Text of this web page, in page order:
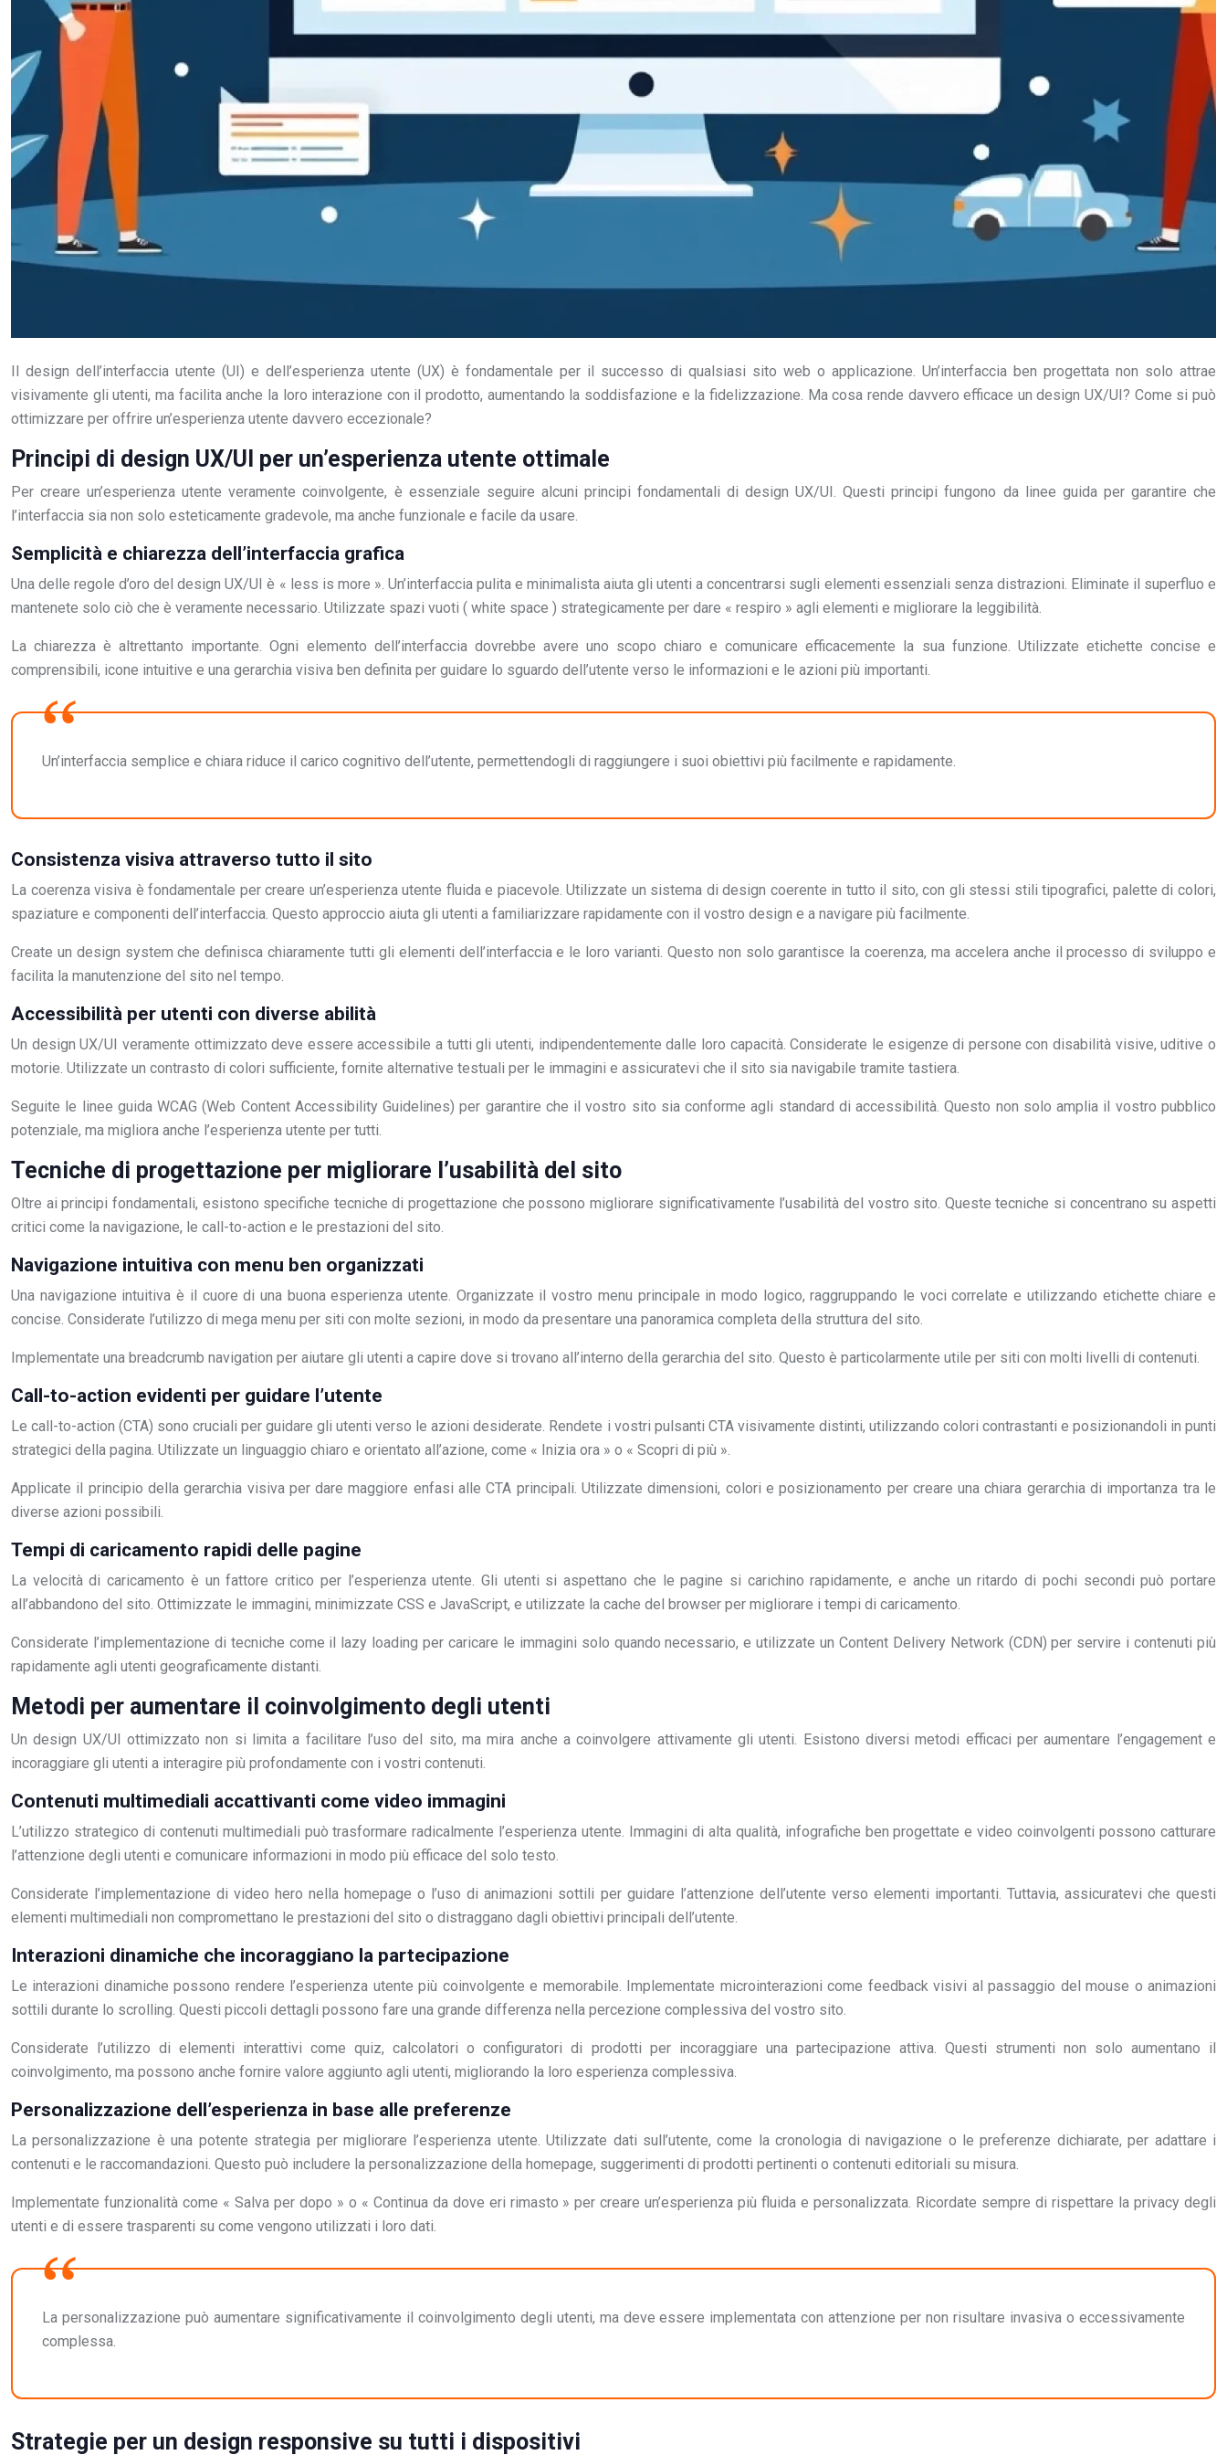
Il design dell’interfaccia utente (UI) e dell’esperienza utente (UX) è fondamentale per il successo di qualsiasi sito web o applicazione. Un’interfaccia ben progettata non solo attrae
visivamente gli utenti, ma facilita anche la loro interazione con il prodotto, aumentando la soddisfazione e la fidelizzazione. Ma cosa rende davvero efficace un design UX/UI? Come si può
ottimizzare per offrire un’esperienza utente davvero eccezionale?
Principi di design UX/UI per un’esperienza utente ottimale
Per creare un’esperienza utente veramente coinvolgente, è essenziale seguire alcuni principi fondamentali di design UX/UI. Questi principi fungono da linee guida per garantire che
l’interfaccia sia non solo esteticamente gradevole, ma anche funzionale e facile da usare.
Semplicità e chiarezza dell’interfaccia grafica
Una delle regole d’oro del design UX/UI è « less is more ». Un’interfaccia pulita e minimalista aiuta gli utenti a concentrarsi sugli elementi essenziali senza distrazioni. Eliminate il superfluo e
mantenete solo ciò che è veramente necessario. Utilizzate spazi vuoti ( white space ) strategicamente per dare « respiro » agli elementi e migliorare la leggibilità.
La chiarezza è altrettanto importante. Ogni elemento dell’interfaccia dovrebbe avere uno scopo chiaro e comunicare efficacemente la sua funzione. Utilizzate etichette concise e
comprensibili, icone intuitive e una gerarchia visiva ben definita per guidare lo sguardo dell’utente verso le informazioni e le azioni più importanti.
Un’interfaccia semplice e chiara riduce il carico cognitivo dell’utente, permettendogli di raggiungere i suoi obiettivi più facilmente e rapidamente.
Consistenza visiva attraverso tutto il sito
La coerenza visiva è fondamentale per creare un’esperienza utente fluida e piacevole. Utilizzate un sistema di design coerente in tutto il sito, con gli stessi stili tipografici, palette di colori,
spaziature e componenti dell’interfaccia. Questo approccio aiuta gli utenti a familiarizzare rapidamente con il vostro design e a navigare più facilmente.
Create un design system che definisca chiaramente tutti gli elementi dell’interfaccia e le loro varianti. Questo non solo garantisce la coerenza, ma accelera anche il processo di sviluppo e
facilita la manutenzione del sito nel tempo.
Accessibilità per utenti con diverse abilità
Un design UX/UI veramente ottimizzato deve essere accessibile a tutti gli utenti, indipendentemente dalle loro capacità. Considerate le esigenze di persone con disabilità visive, uditive o
motorie. Utilizzate un contrasto di colori sufficiente, fornite alternative testuali per le immagini e assicuratevi che il sito sia navigabile tramite tastiera.
Seguite le linee guida WCAG (Web Content Accessibility Guidelines) per garantire che il vostro sito sia conforme agli standard di accessibilità. Questo non solo amplia il vostro pubblico
potenziale, ma migliora anche l’esperienza utente per tutti.
Tecniche di progettazione per migliorare l’usabilità del sito
Oltre ai principi fondamentali, esistono specifiche tecniche di progettazione che possono migliorare significativamente l’usabilità del vostro sito. Queste tecniche si concentrano su aspetti
critici come la navigazione, le call-to-action e le prestazioni del sito.
Navigazione intuitiva con menu ben organizzati
Una navigazione intuitiva è il cuore di una buona esperienza utente. Organizzate il vostro menu principale in modo logico, raggruppando le voci correlate e utilizzando etichette chiare e
concise. Considerate l’utilizzo di mega menu per siti con molte sezioni, in modo da presentare una panoramica completa della struttura del sito.
Implementate una breadcrumb navigation per aiutare gli utenti a capire dove si trovano all’interno della gerarchia del sito. Questo è particolarmente utile per siti con molti livelli di contenuti.
Call-to-action evidenti per guidare l’utente
Le call-to-action (CTA) sono cruciali per guidare gli utenti verso le azioni desiderate. Rendete i vostri pulsanti CTA visivamente distinti, utilizzando colori contrastanti e posizionandoli in punti
strategici della pagina. Utilizzate un linguaggio chiaro e orientato all’azione, come « Inizia ora » o « Scopri di più ».
Applicate il principio della gerarchia visiva per dare maggiore enfasi alle CTA principali. Utilizzate dimensioni, colori e posizionamento per creare una chiara gerarchia di importanza tra le
diverse azioni possibili.
Tempi di caricamento rapidi delle pagine
La velocità di caricamento è un fattore critico per l’esperienza utente. Gli utenti si aspettano che le pagine si carichino rapidamente, e anche un ritardo di pochi secondi può portare
all’abbandono del sito. Ottimizzate le immagini, minimizzate CSS e JavaScript, e utilizzate la cache del browser per migliorare i tempi di caricamento.
Considerate l’implementazione di tecniche come il lazy loading per caricare le immagini solo quando necessario, e utilizzate un Content Delivery Network (CDN) per servire i contenuti più
rapidamente agli utenti geograficamente distanti.
Metodi per aumentare il coinvolgimento degli utenti
Un design UX/UI ottimizzato non si limita a facilitare l’uso del sito, ma mira anche a coinvolgere attivamente gli utenti. Esistono diversi metodi efficaci per aumentare l’engagement e
incoraggiare gli utenti a interagire più profondamente con i vostri contenuti.
Contenuti multimediali accattivanti come video immagini
L’utilizzo strategico di contenuti multimediali può trasformare radicalmente l’esperienza utente. Immagini di alta qualità, infografiche ben progettate e video coinvolgenti possono catturare
l’attenzione degli utenti e comunicare informazioni in modo più efficace del solo testo.
Considerate l’implementazione di video hero nella homepage o l’uso di animazioni sottili per guidare l’attenzione dell’utente verso elementi importanti. Tuttavia, assicuratevi che questi
elementi multimediali non compromettano le prestazioni del sito o distraggano dagli obiettivi principali dell’utente.
Interazioni dinamiche che incoraggiano la partecipazione
Le interazioni dinamiche possono rendere l’esperienza utente più coinvolgente e memorabile. Implementate microinterazioni come feedback visivi al passaggio del mouse o animazioni
sottili durante lo scrolling. Questi piccoli dettagli possono fare una grande differenza nella percezione complessiva del vostro sito.
Considerate l’utilizzo di elementi interattivi come quiz, calcolatori o configuratori di prodotti per incoraggiare una partecipazione attiva. Questi strumenti non solo aumentano il
coinvolgimento, ma possono anche fornire valore aggiunto agli utenti, migliorando la loro esperienza complessiva.
Personalizzazione dell’esperienza in base alle preferenze
La personalizzazione è una potente strategia per migliorare l’esperienza utente. Utilizzate dati sull’utente, come la cronologia di navigazione o le preferenze dichiarate, per adattare i
contenuti e le raccomandazioni. Questo può includere la personalizzazione della homepage, suggerimenti di prodotti pertinenti o contenuti editoriali su misura.
Implementate funzionalità come « Salva per dopo » o « Continua da dove eri rimasto » per creare un’esperienza più fluida e personalizzata. Ricordate sempre di rispettare la privacy degli
utenti e di essere trasparenti su come vengono utilizzati i loro dati.
La personalizzazione può aumentare significativamente il coinvolgimento degli utenti, ma deve essere implementata con attenzione per non risultare invasiva o eccessivamente
complessa.
Strategie per un design responsive su tutti i dispositivi